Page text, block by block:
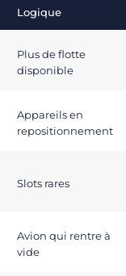
Logique
Plus de flotte
disponible
Appareils en
repositionnement
Slots rares
Avion qui rentre à
vide